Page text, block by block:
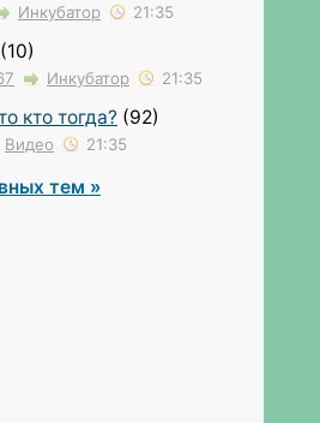
Инкубатор 21:35
(10)
Инкубатор 21:35
кто тогда? (92)
Видео 21:35
тем »